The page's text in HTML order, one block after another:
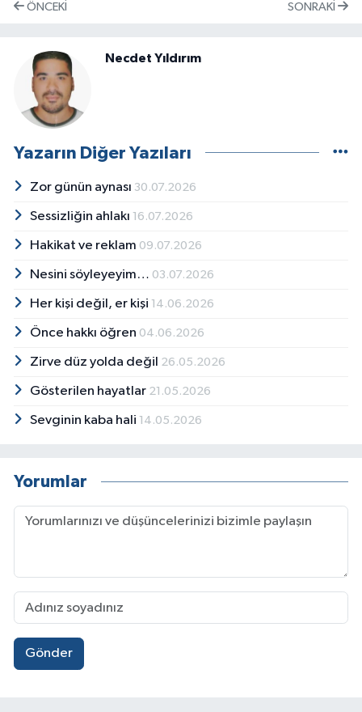
ÖNCEKI SONRAKI
Necdet Yıldırım
Yazarın Diğer Yazıları
Zor günün aynası 30.07.2026
Sessizliğin ahlakı 16.07.2026
Hakikat ve reklam 09.07.2026
Nesini söyleyeyim… 03.07.2026
Her kişi değil, er kişi 14.06.2026
Önce hakkı öğren 04.06.2026
Zirve düz yolda değil 26.05.2026
Gösterilen hayatlar 21.05.2026
Sevginin kaba hali 14.05.2026
Yorumlar
Gönder